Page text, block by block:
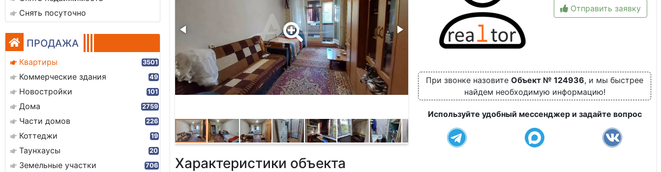
Снять посуточно
ПРОДАЖА
Квартиры 3501
Коммерческие здания 49
Новостройки 101
Дома 2759
Части домов 226
Коттеджи 19
Таунхаусы 20
Земельные участки 706
Отправить заявку
При звонке назовите Объект № 124936, и мы быстрее
найдем необходимую информацию!
Используйте удобный мессенджер и задайте вопрос
Характеристики объекта